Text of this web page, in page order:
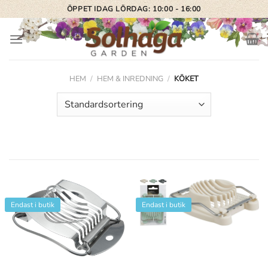
Skip
to
content
ÖPPET IDAG LÖRDAG: 10:00 - 16:00
HEM / HEM & INREDNING / KÖKET
Endast i butik Endast i butik